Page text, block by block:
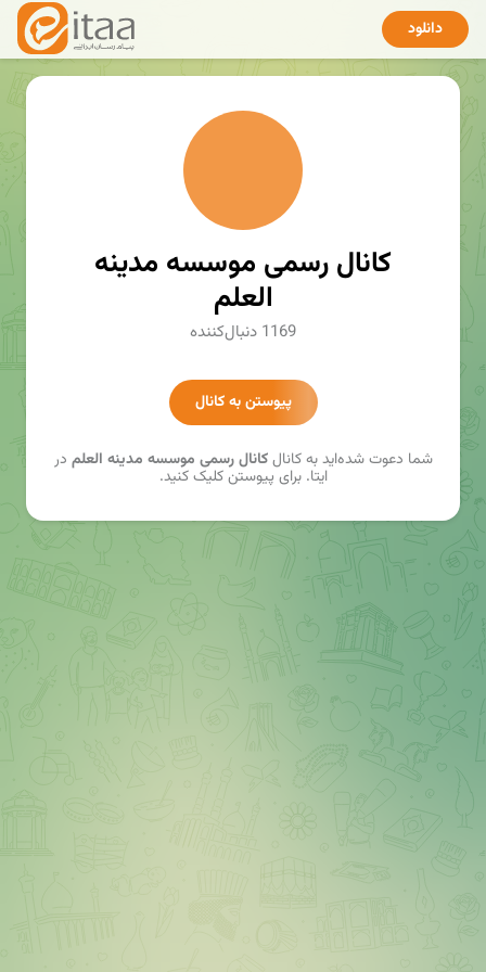
دانلود
کانال رسمی موسسه مدینه
العلم
1169 دنبال‌کننده
پیوستن به کانال
شما دعوت شده‌اید به کانالکانال رسمی موسسه مدینه العلم در
ایتا. برای پیوستن کلیک کنید.